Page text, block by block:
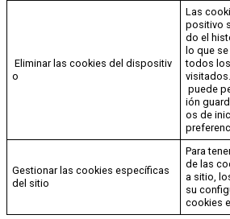
Eliminar las cookies del dispositiv
o
Las
positivo
do el
lo que
todos
puede
ión
os de
Gestionar las cookies específicas
del sitio
Para
de las
a sitio,
su
cookies